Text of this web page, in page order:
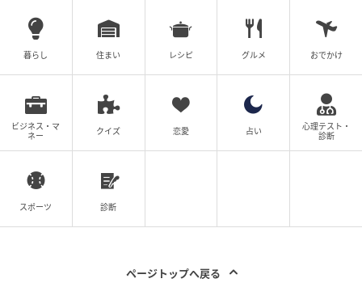
プロフィール
公認心理師、心理学ライター。心理学を「ちょっと
難しい学問」ではなく「毎日の生活に役立つ知識」
としてお届けします。あなたの心が少しでも軽くな
記事一覧をみる
暮らし 住まい レシピ グルメ おでかけ
ビジネス・マ
ネー
クイズ 恋愛 占い
心理テスト・
診断
スポーツ 診断
ページトップへ戻る